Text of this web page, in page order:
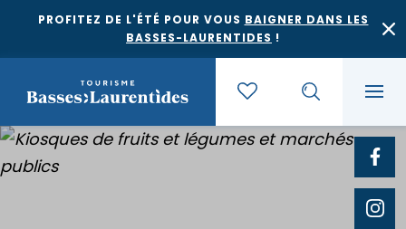
PROFITEZ DE L'ÉTÉ POUR VOUS BAIGNER DANS LES
BASSES-LAURENTIDES !
Quoi faire